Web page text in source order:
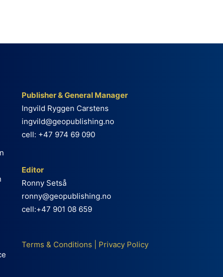
Publisher & General Manager
Ingvild Ryggen Carstens
ingvild@geopublishing.no
cell: +47 974 69 090
Editor
Ronny Setså
ronny@geopublishing.no
cell:+47 901 08 659
Terms & Conditions Privacy Policy